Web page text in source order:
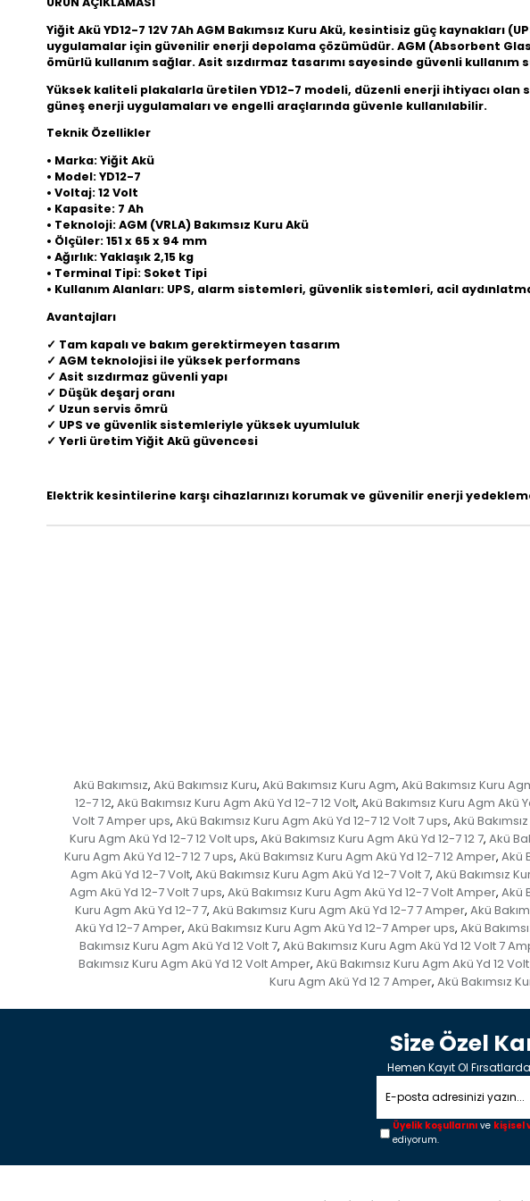
Yiğit Akü YD12-7 12V 7Ah AGM Bakımsız Kuru Akü, kesintisiz güç
uygulamalar için güvenilir enerji depolama çözümüdür. AGM (Absorbent
ömürlü kullanım sağlar. Asit sızdırmaz tasarımı sayesinde güvenli
Yüksek kaliteli plakalarla üretilen YD12-7 modeli, düzenli enerji ihtiyacı
güneş enerji uygulamaları ve engelli araçlarında güvenle kullanılabilir.
Teknik Özellikler
• Marka: Yiğit Akü
• Model: YD12-7
• Voltaj: 12 Volt
• Kapasite: 7 Ah
• Teknoloji: AGM (VRLA) Bakımsız Kuru Akü
• Ölçüler: 151 x 65 x 94 mm
• Ağırlık: Yaklaşık 2,15 kg
• Terminal Tipi: Soket Tipi
• Kullanım Alanları: UPS, alarm sistemleri, güvenlik sistemleri, acil
Avantajları
✓ Tam kapalı ve bakım gerektirmeyen tasarım
✓ AGM teknolojisi ile yüksek performans
✓ Asit sızdırmaz güvenli yapı
✓ Düşük deşarj oranı
✓ Uzun servis ömrü
✓ UPS ve güvenlik sistemleriyle yüksek uyumluluk
✓ Yerli üretim Yiğit Akü güvencesi
Elektrik kesintilerine karşı cihazlarınızı korumak ve güvenilir enerji
Akü Bakımsız, Akü Bakımsız Kuru, Akü Bakımsız Kuru Agm, Akü Bakımsız Kuru
12-7 12, Akü Bakımsız Kuru Agm Akü Yd 12-7 12 Volt, Akü Bakımsız Kuru Agm Akü
Volt 7 Amper ups, Akü Bakımsız Kuru Agm Akü Yd 12-7 12 Volt 7 ups, Akü
Kuru Agm Akü Yd 12-7 12 Volt ups, Akü Bakımsız Kuru Agm Akü Yd 12-7 12 7, Akü
Kuru Agm Akü Yd 12-7 12 7 ups, Akü Bakımsız Kuru Agm Akü Yd 12-7 12 Amper, Akü
Agm Akü Yd 12-7 Volt, Akü Bakımsız Kuru Agm Akü Yd 12-7 Volt 7, Akü Bakımsız
Agm Akü Yd 12-7 Volt 7 ups, Akü Bakımsız Kuru Agm Akü Yd 12-7 Volt Amper, Akü
Kuru Agm Akü Yd 12-7 7, Akü Bakımsız Kuru Agm Akü Yd 12-7 7 Amper, Akü
Akü Yd 12-7 Amper, Akü Bakımsız Kuru Agm Akü Yd 12-7 Amper ups, Akü
Bakımsız Kuru Agm Akü Yd 12 Volt 7, Akü Bakımsız Kuru Agm Akü Yd 12 Volt 7
Bakımsız Kuru Agm Akü Yd 12 Volt Amper, Akü Bakımsız Kuru Agm Akü Yd 12
Kuru Agm Akü Yd 12 7 Amper, Akü Bakımsız
Size Özel
Hemen Kayıt Ol
Üyelik koşullarını ve kişisel
ediyorum.